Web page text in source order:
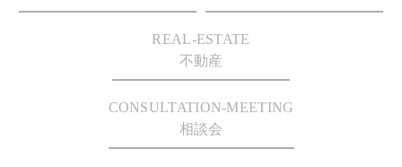
REAL-ESTATE
不動産
CONSULTATION-MEETING
相談会